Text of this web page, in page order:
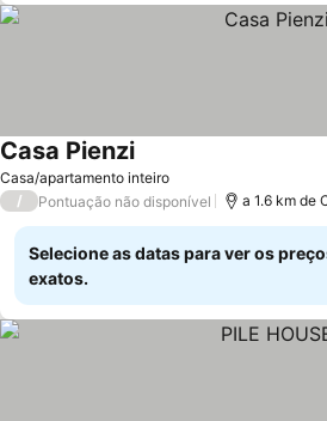
Casa/apartamento inteiro
Casa Pienzi
/ Pontuação não disponível a 1.6 km de
Selecione as datas para ver os
exatos.